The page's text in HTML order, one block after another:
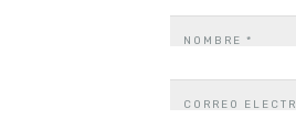
NOMBRE*
CORREO